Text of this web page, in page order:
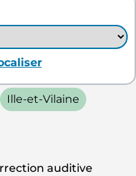
Ille-et-Vilaine
auditive